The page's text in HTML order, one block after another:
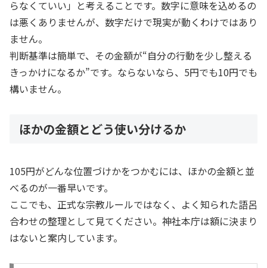
らなくていい」と考えることです。数字に意味を込めるの
は悪くありませんが、数字だけで現実が動くわけではあり
ません。
判断基準は簡単で、その金額が“自分の行動を少し整える
きっかけになるか”です。ならないなら、5円でも10円でも
構いません。
ほかの金額とどう使い分けるか
105円がどんな位置づけかをつかむには、ほかの金額と並
べるのが一番早いです。
ここでも、正式な宗教ルールではなく、よく知られた語呂
合わせの整理として見てください。神社本庁は額に決まり
はないと案内しています。